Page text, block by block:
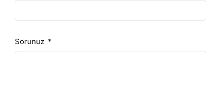
Sorunuz